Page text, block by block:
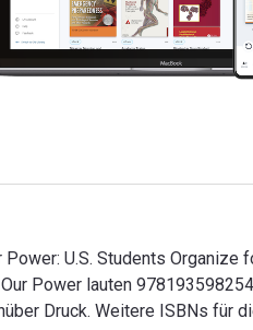
Power: U.S. Students
Power lauten
Druck. Weitere ISBNs für